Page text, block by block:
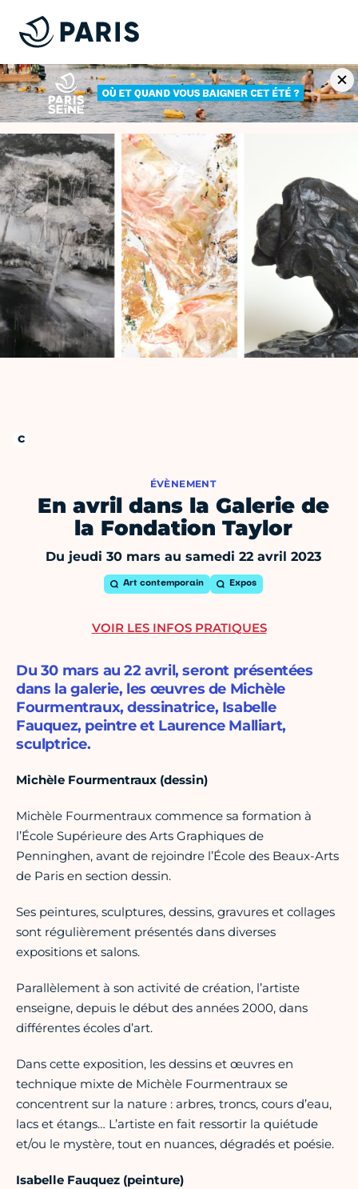
ÉVÈNEMENT
En avril dans la Galerie de
la Fondation Taylor
Du jeudi 30 mars au samedi 22 avril 2023
Art contemporain Expos
Du 30 mars au 22 avril, seront présentées
dans la galerie, les œuvres de Michèle
Fourmentraux, dessinatrice, Isabelle
Fauquez, peintre et Laurence Malliart,
sculptrice.
Michèle Fourmentraux (dessin)
Michèle Fourmentraux commence sa formation à
l’École Supérieure des Arts Graphiques de
Penninghen, avant de rejoindre l’École des Beaux-Arts
de Paris en section dessin.
Ses peintures, sculptures, dessins, gravures et collages
sont régulièrement présentés dans diverses
expositions et salons.
Parallèlement à son activité de création, l’artiste
enseigne, depuis le début des années 2000, dans
différentes écoles d’art.
Dans cette exposition, les dessins et œuvres en
technique mixte de Michèle Fourmentraux se
concentrent sur la nature : arbres, troncs, cours d’eau,
lacs et étangs… L’artiste en fait ressortir la quiétude
et/ou le mystère, tout en nuances, dégradés et poésie.
Isabelle Fauquez (peinture)
VOIR LES INFOS PRATIQUES